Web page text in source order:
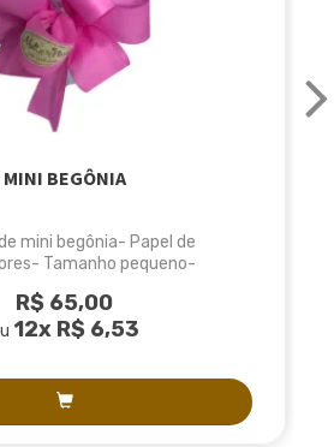
MINI BEGÔNIA
mini begônia- Papel de
Tamanho pequeno-
R$ 65,00
12x R$ 6,53